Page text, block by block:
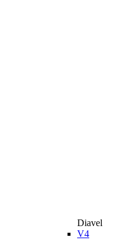
Diavel
V4